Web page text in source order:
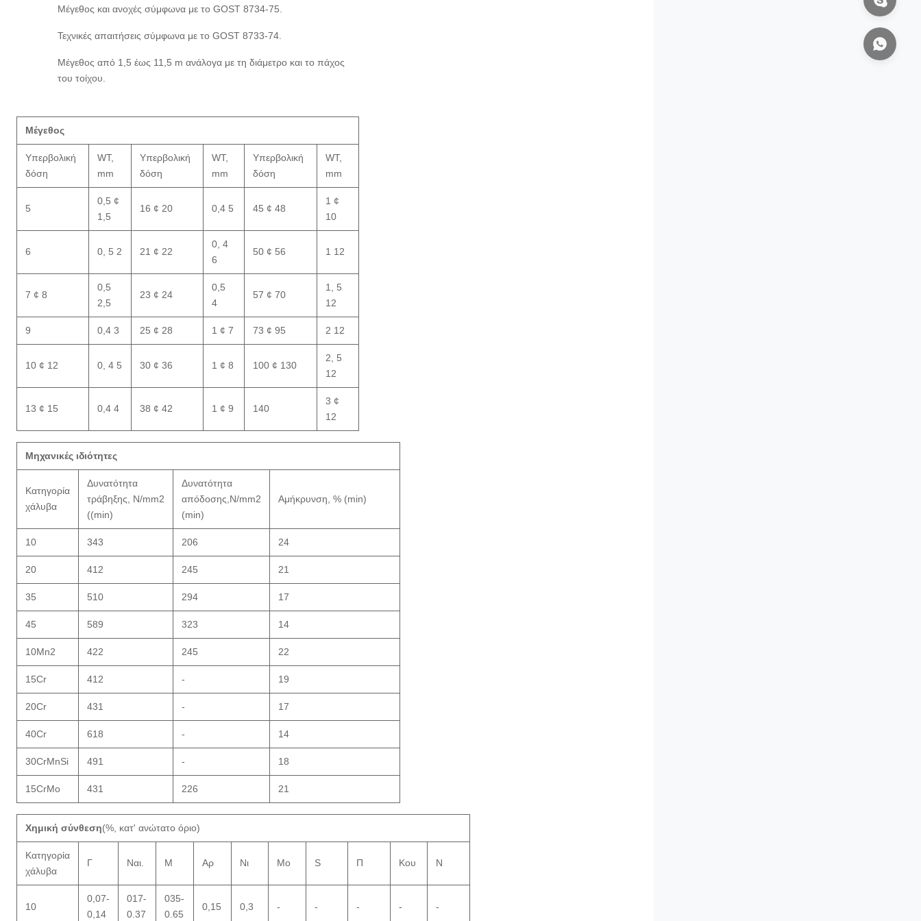
Μέγεθος και ανοχές σύμφωνα με το GOST 8734-75.
Τεχνικές απαιτήσεις σύμφωνα με το GOST 8733-74.
Μέγεθος από 1,5 έως 11,5 m ανάλογα με τη διάμετρο και το πάχος
του τοίχου.
Μέγεθος
Υπερβολική
δόση
WT,
mm
Υπερβολική
δόση
WT,
mm
Υπερβολική
δόση
WT,
mm
5
0,5 ¢
1,5
16 ¢ 20 0,4 5 45 ¢ 48
1 ¢
10
6 0, 5 2 21 ¢ 22
0, 4
6
50 ¢ 56 1 12
7 ¢ 8
0,5
2,5
23 ¢ 24
0,5 ️
4
57 ¢ 70
1, 5
12
9 0,4 3 25 ¢ 28 1 ¢ 7 73 ¢ 95 2 12
10 ¢ 12 0, 4 5 30 ¢ 36 1 ¢ 8 100 ¢ 130
2, 5
12
13 ¢ 15 0,4 4 38 ¢ 42 1 ¢ 9 140
3 ¢
12
Μηχανικές ιδιότητες
Κατηγορία
χάλυβα
Δυνατότητα
τράβηξης, N/mm2
((min)
Δυνατότητα
απόδοσης,N/mm2
(min)
Αμήκρυνση, % (min)
10 343 206 24
20 412 245 21
35 510 294 17
45 589 323 14
10Mn2 422 245 22
15Cr 412 - 19
20Cr 431 - 17
40Cr 618 - 14
30CrMnSi 491 - 18
15CrMo 431 226 21
Χημική σύνθεση(%, κατ' ανώτατο όριο)
Κατηγορία
χάλυβα
Γ Ναι. Μ Αρ Νι Μo S Π Κου N
10
0,07-
0,14
017-
0.37
035-
0.65
0,15 0,3 - - - - -